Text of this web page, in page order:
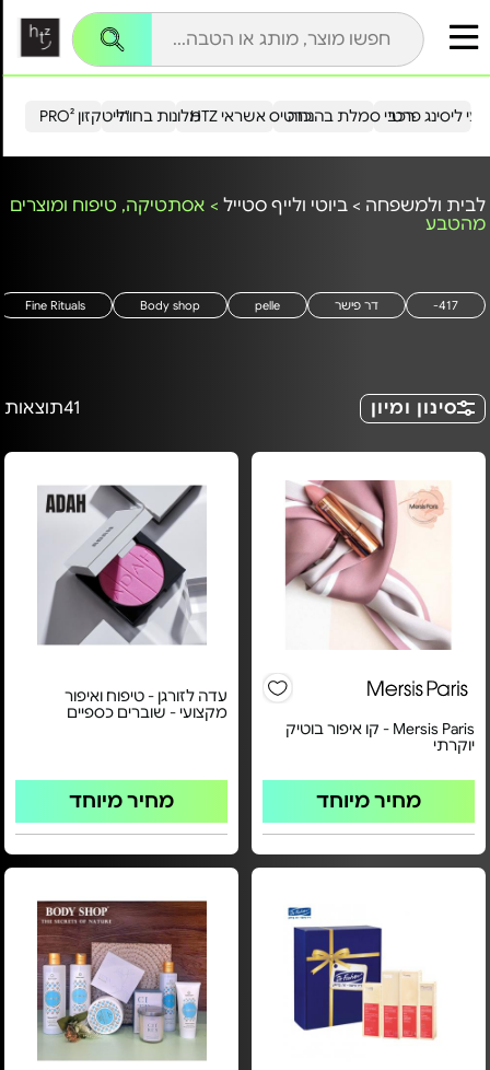
הייטקזון PRO²מלונות בחו"ל כרטיס אשראי HTZ ליסינג פרטירכבי סמלת בהנחה
לבית ולמשפחה > ביוטי ולייף סטייל > אסתטיקה, טיפוח ומוצרים
מהטבע
417- דר פישר pelle
Body shop
Fine Rituals
סינון ומיון 41תוצאות
Mersis Paris - קו איפור בוטיק
יוקרתי
מחיר מיוחד
עדה לזורגן - טיפוח ואיפור
מקצועי - שוברים כספיים
מחיר מיוחד